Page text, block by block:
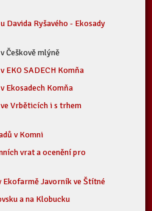
Davida Ryšavého - Ekosady
Češkově mlýně
EKO SADECH Komňa
Ekosadech Komňa
Vrběticích i s trhem
v Komni
vrat a ocenění pro
Ekofarmě Javorník ve Štítné
a na Klobucku